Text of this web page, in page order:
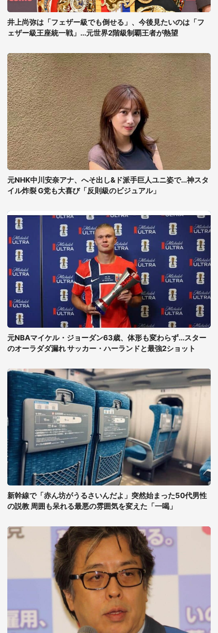
井上尚弥は「フェザー級でも倒せる」、今後見たいのは「フ
ェザー級王座統一戦」...元世界2階級制覇王者が熱望
元NHK中川安奈アナ、へそ出し&ド派手巨人ユニ姿で...神スタ
イル炸裂 G党も大喜び「反則級のビジュアル」
元NBAマイケル・ジョーダン63歳、体形も変わらず...スター
のオーラダダ漏れ サッカー・ハーランドと最強2ショット
新幹線で「赤ん坊がうるさいんだよ」突然始まった50代男性
の説教 周囲も呆れる最悪の雰囲気を変えた「一喝」